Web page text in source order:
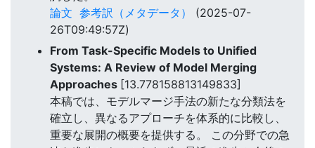
論文 参考訳（メタデータ）
(2025-07-
26T09:49:57Z)
From Task-Specific Models to Unified
Systems: A Review of Model Merging
Approaches [13.778158813149833]
本稿では、モデルマージ手法の新たな分類法を
確立し、異なるアプローチを体系的に比較し、
重要な展開の概要を提供する。 この分野での急